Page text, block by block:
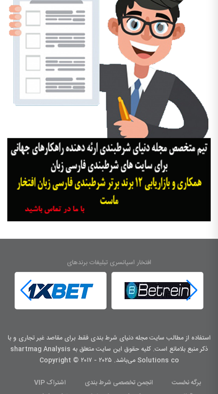
افتخار اسپانسری تبلیغات برندهای
استفاده از مطالب سایت مجله دنیای شرط بندی فقط برای مقاصد غیر تجاری و با
ذکر منبع بلامانع است. کليه حقوق اين سايت متعلق به shartmag Analysis
Solutions co می‌باشد. Copyright © ۲۰۱۷ - ۲۰۲۵
برگه نخست انجمن تخصصی شرط بندی
اشتراک VIP